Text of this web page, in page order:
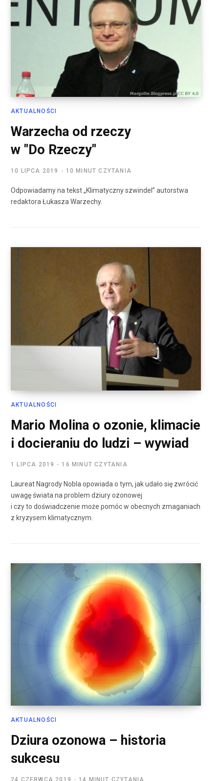
AKTUALNOŚCI
Warzecha od rzeczy
w "Do Rzeczy"
10 LIPCA 2019 10 MINUT CZYTANIA
Odpowiadamy na tekst „Klimatyczny szwindel” autorstwa
redaktora Łukasza Warzechy.
AKTUALNOŚCI
Mario Molina o ozonie, klimacie
i docieraniu do ludzi – wywiad
1 LIPCA 2019 16 MINUT CZYTANIA
Laureat Nagrody Nobla opowiada o tym, jak udało się zwrócić
uwagę świata na problem dziury ozonowej
i czy to doświadczenie może pomóc w obecnych zmaganiach
z kryzysem klimatycznym.
AKTUALNOŚCI
Dziura ozonowa – historia
sukcesu
24 CZERWCA 2019 14 MINUT CZYTANIA